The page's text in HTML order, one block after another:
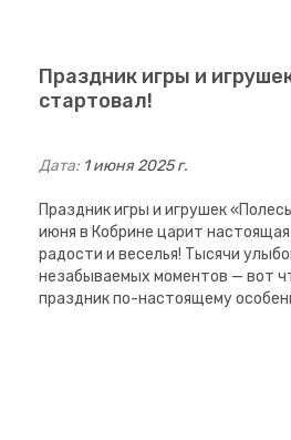
Праздник игры и
стартовал!
Дата: 1 июня 2025 г.
Праздник игры и игрушек
июня в Кобрине царит
радости и веселья! Тысячи
незабываемых моментов — вот
праздник по-настоящему